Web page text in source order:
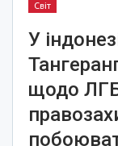
Світ
У
щодо